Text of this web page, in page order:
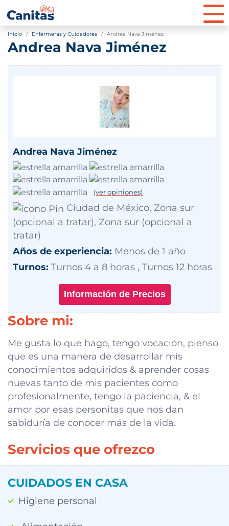
Inicio Enfermeras y Cuidadores Andrea Nava Jiménez
Andrea Nava Jiménez
Andrea Nava Jiménez
(ver opiniones)
Ciudad de México, Zona sur
(opcional a tratar), Zona sur (opcional a
tratar)
Años de experiencia: Menos de 1 año
Turnos: Turnos 4 a 8 horas , Turnos 12 horas
Información de Precios
Sobre mi:
Me gusta lo que hago, tengo vocación, pienso
que es una manera de desarrollar mis
conocimientos adquiridos & aprender cosas
nuevas tanto de mis pacientes como
profesionalmente, tengo la paciencia, & el
amor por esas personitas que nos dan
sabiduría de conocer más de la vida.
Servicios que ofrezco
CUIDADOS EN CASA
Higiene personal